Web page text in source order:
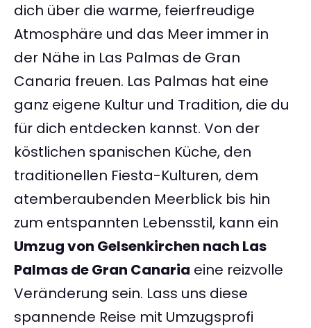
dich über die warme, feierfreudige
Atmosphäre und das Meer immer in
der Nähe in Las Palmas de Gran
Canaria freuen. Las Palmas hat eine
ganz eigene Kultur und Tradition, die du
für dich entdecken kannst. Von der
köstlichen spanischen Küche, den
traditionellen Fiesta-Kulturen, dem
atemberaubenden Meerblick bis hin
zum entspannten Lebensstil, kann ein
Umzug von Gelsenkirchen nach Las
Palmas de Gran Canaria eine reizvolle
Veränderung sein. Lass uns diese
spannende Reise mit Umzugsprofi